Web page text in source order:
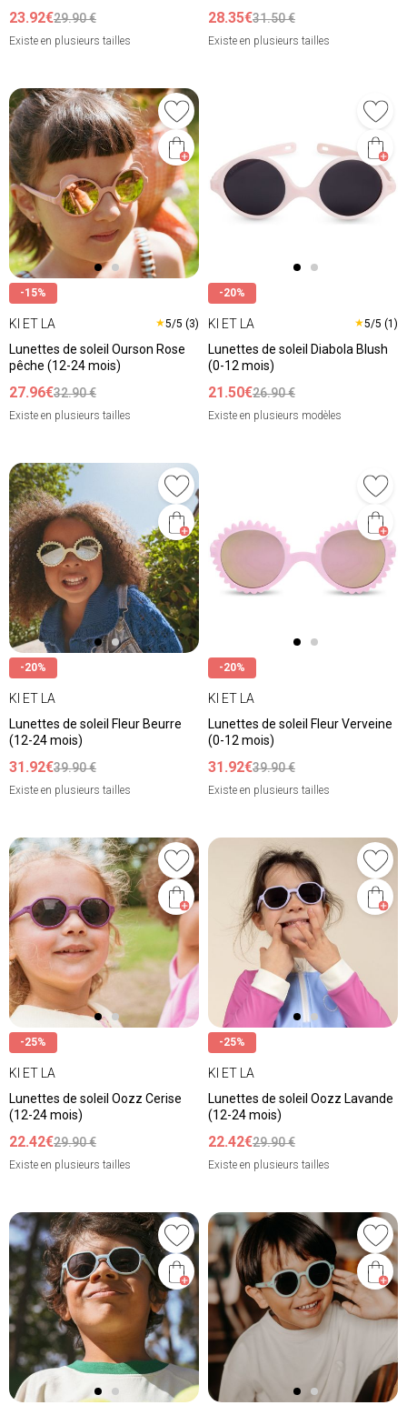
23.92€29.90 €
Existe en plusieurs tailles
28.35€31.50 €
Existe en plusieurs tailles
-15%
KI ET LA ★5/5 (3)
Lunettes de soleil Ourson Rose
pêche (12-24 mois)
27.96€32.90 €
Existe en plusieurs tailles
-20%
KI ET LA ★5/5 (1)
Lunettes de soleil Diabola Blush
(0-12 mois)
21.50€26.90 €
Existe en plusieurs modèles
-20%
KI ET LA
Lunettes de soleil Fleur Beurre
(12-24 mois)
31.92€39.90 €
Existe en plusieurs tailles
-20%
KI ET LA
Lunettes de soleil Fleur Verveine
(0-12 mois)
31.92€39.90 €
Existe en plusieurs tailles
-25%
KI ET LA
Lunettes de soleil Oozz Cerise
(12-24 mois)
22.42€29.90 €
Existe en plusieurs tailles
-25%
KI ET LA
Lunettes de soleil Oozz Lavande
(12-24 mois)
22.42€29.90 €
Existe en plusieurs tailles